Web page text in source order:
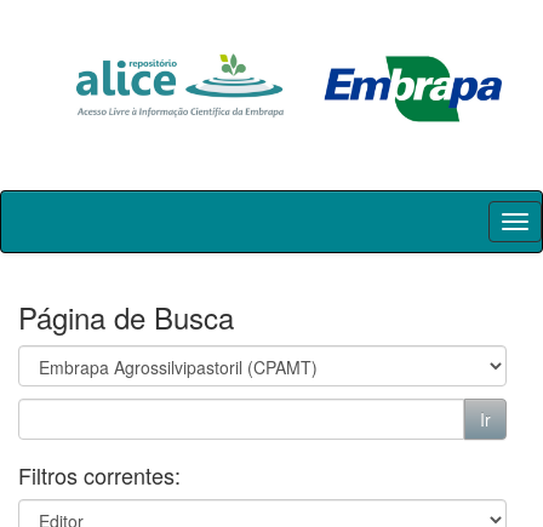
Skip
Página de Busca
Filtros correntes: